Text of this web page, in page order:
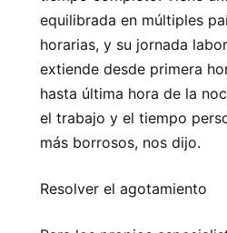
equilibrada en múltiples
horarias, y su jornada
extiende desde primera
hasta última hora de la
el trabajo y el tiempo
más borrosos, nos dijo.
Resolver el agotamiento